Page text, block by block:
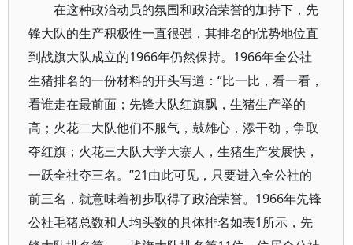
在这种政治动员的氛围和政治荣誉的加持下，先
锋大队的生产积极性一直很强，其排名的优势地位直
到战旗大队成立的1966年仍然保持。1966年全公社
生猪排名的一份材料的开头写道：“比一比，看一看，
看谁走在最前面；先锋大队红旗飘，生猪生产举的
高；火花二大队他们不服气，鼓雄心，添干劲，争取
夺红旗；火花三大队大学大寨人，生猪生产发展快，
一跃全社夺三名。”21由此可见，只要进入全公社的
前三名，就意味着初步取得了政治荣誉。1966年先锋
公社毛猪总数和人均头数的具体排名如表1所示，先